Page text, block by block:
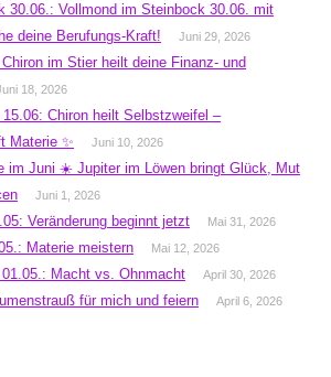
30.06.: Vollmond im Steinbock 30.06. mit
deine Berufungs-Kraft!
Juni 29, 2026
im Stier heilt deine Finanz- und
18, 2026
15.06: Chiron heilt Selbstzweifel –
Materie ✨
Juni 10, 2026
im Juni ☀️ Jupiter im Löwen bringt Glück, Mut
Juni 1, 2026
Veränderung beginnt jetzt Mai 31, 2026
Materie meistern Mai 12, 2026
Macht vs. Ohnmacht April 30, 2026
für mich und feiern April 6, 2026